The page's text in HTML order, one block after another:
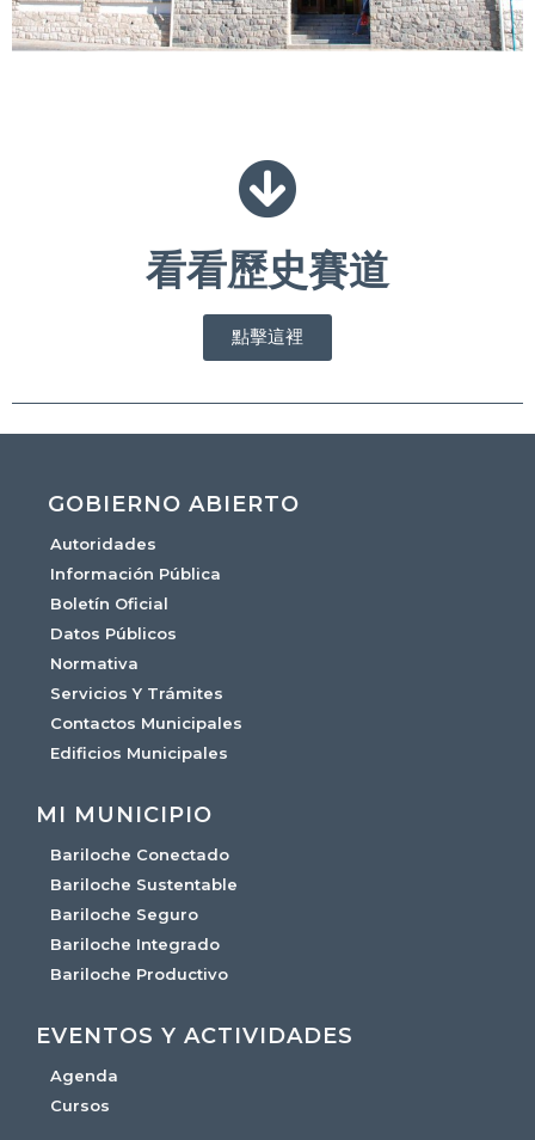
看看歷史賽道
點擊這裡
GOBIERNO ABIERTO
Autoridades
Información Pública
Boletín Oficial
Datos Públicos
Normativa
Servicios Y Trámites
Contactos Municipales
Edificios Municipales
MI MUNICIPIO
Bariloche Conectado
Bariloche Sustentable
Bariloche Seguro
Bariloche Integrado
Bariloche Productivo
EVENTOS Y ACTIVIDADES
Agenda
Cursos